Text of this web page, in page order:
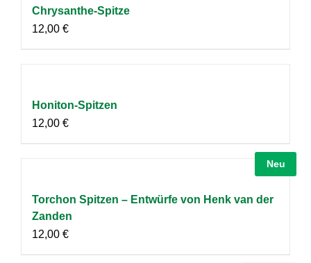
Chrysanthe-Spitze
12,00 €
Honiton-Spitzen
12,00 €
Neu
Torchon Spitzen – Entwürfe von Henk van der
Zanden
12,00 €